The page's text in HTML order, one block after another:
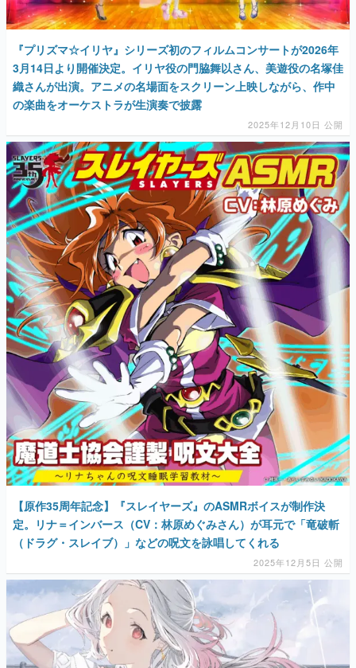
『プリズマ☆イリヤ』シリーズ初のフィルムコンサートが2026年
3月14日より開催決定。イリヤ役の門脇舞以さん、美遊役の名塚佳
織さんが出演。アニメの名場面をスクリーン上映しながら、作中
の楽曲をオーケストラが生演奏で披露
2025年12月10日 公開
【原作35周年記念】『スレイヤーズ』のASMRボイスが制作決
定。リナ＝インバース（CV：林原めぐみさん）が耳元で「竜破斬
（ドラグ・スレイブ）」などの呪文を詠唱してくれる
2025年12月5日 公開